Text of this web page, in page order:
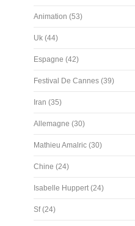
Animation (53)
Uk (44)
Espagne (42)
Festival De Cannes (39)
Iran (35)
Allemagne (30)
Mathieu Amalric (30)
Chine (24)
Isabelle Huppert (24)
Sf (24)